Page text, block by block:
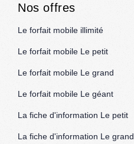
Nos offres
Le forfait mobile illimité
Le forfait mobile Le petit
Le forfait mobile Le grand
Le forfait mobile Le géant
La fiche d'information Le petit
La fiche d'information Le grand